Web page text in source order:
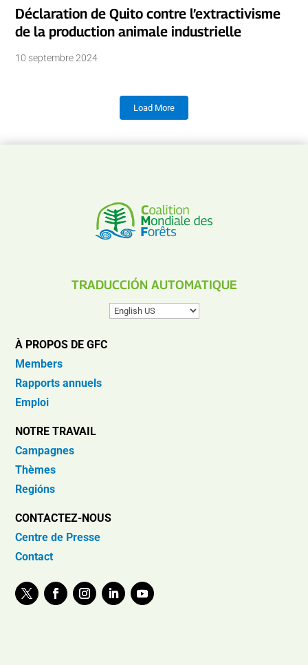
Déclaration de Quito contre l’extractivisme
de la production animale industrielle
10 septembre 2024
Load More
TRADUCCIÓN AUTOMATIQUE
À PROPOS DE GFC
Members
Rapports annuels
Emploi
NOTRE TRAVAIL
Campagnes
Thèmes
Regións
CONTACTEZ-NOUS
Centre de Presse
Contact